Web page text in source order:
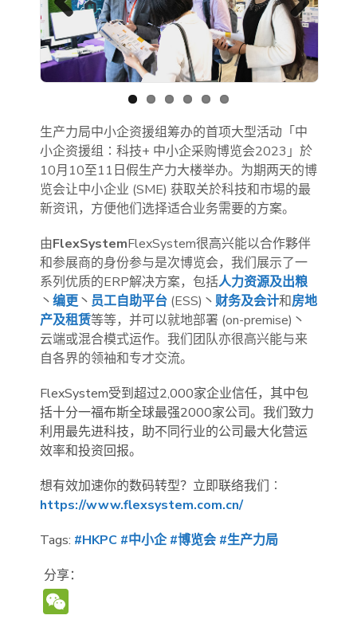
Previous Next
生产力局中小企资援组筹办的首项大型活动「中
小企资援组∶科技+ 中小企采购博览会2023」於
10月10至11日假生产力大楼举办。为期两天的博
览会让中小企业 (SME) 获取关於科技和市埸的最
新资讯，方便他们选择适合业务需要的方案。
由FlexSystemFlexSystem很高兴能以合作夥伴
和参展商的身份参与是次博览会，我们展示了一
系列优质的ERP解决方案，包括人力资源及出粮
丶编更丶 员工自助平台 (ESS)丶财务及会计和房地
产及租赁等等，并可以就地部署 (on-premise)丶
云端或混合模式运作。我们团队亦很高兴能与来
自各界的领袖和专才交流。
FlexSystem受到超过2,000家企业信任，其中包
括十分一福布斯全球最强2000家公司。我们致力
利用最先进科技，助不同行业的公司最大化营运
效率和投资回报。
想有效加速你的数码转型？立即联络我们︰
https://www.flexsystem.com.cn/
Tags: #HKPC #中小企 #博览会 #生产力局
分享：